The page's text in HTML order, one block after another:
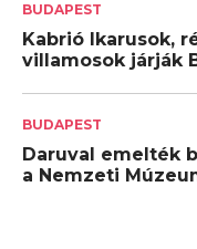
BUDAPEST
Kabrió Ikarusok,
villamosok járják
BUDAPEST
Daruval emelték
a Nemzeti